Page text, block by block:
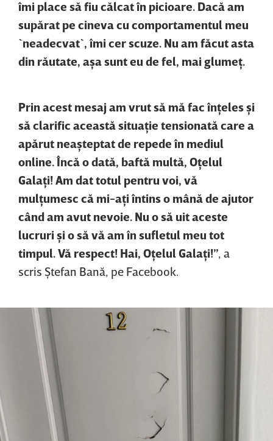
îmi place să fiu călcat în picioare. Dacă am
supărat pe cineva cu comportamentul meu
`neadecvat`, îmi cer scuze. Nu am făcut asta
din răutate, aşa sunt eu de fel, mai glumeţ.
Prin acest mesaj am vrut să mă fac înţeles şi
să clarific această situaţie tensionată care a
apărut neaşteptat de repede în mediul
online. Încă o dată, baftă multă, Oţelul
Galaţi! Am dat totul pentru voi, vă
mulţumesc că mi-aţi întins o mână de ajutor
când am avut nevoie. Nu o să uit aceste
lucruri şi o să vă am în sufletul meu tot
timpul. Vă respect! Hai, Oţelul Galaţi!”, a
scris Ştefan Bană, pe Facebook.